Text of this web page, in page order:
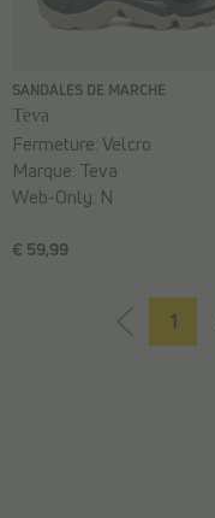
SANDALES DE MARCHE
Teva
€ 59,99
Fermeture:Velcro
Marque: Teva
Web-Only: N
1